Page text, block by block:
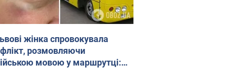
жінка спровокувала
розмовляючи
мовою у маршрутці: